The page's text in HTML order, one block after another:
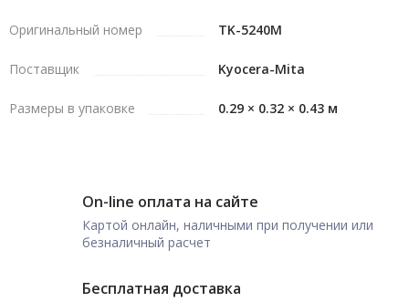
Оригинальный номер TK-5240M
Поставщик Kyocera-Mita
Размеры в упаковке 0.29 × 0.32 × 0.43 м
On-line оплата на сайте
Картой онлайн, наличными при получении или
безналичный расчет
Бесплатная доставка